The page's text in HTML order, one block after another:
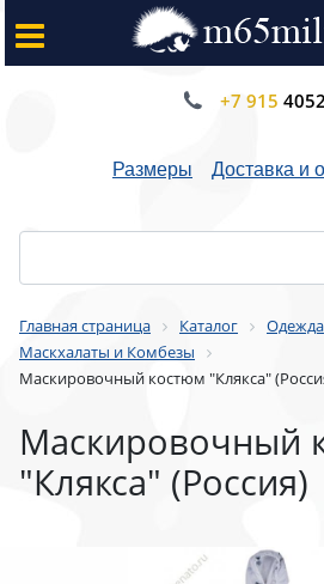
+7 915
Размеры Доставка и
Главная страница Каталог
Одежда
Маскхалаты и Комбезы
Mаскировочный костюм "Клякса"
Mаскировочный
"Клякса" (Россия)